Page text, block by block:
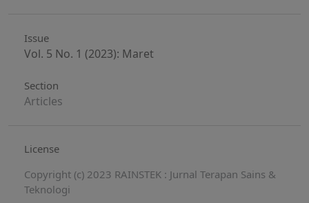
Issue
Vol. 5 No. 1 (2023): Maret
Section
Articles
License
Copyright (c) 2023 RAINSTEK : Jurnal Terapan Sains &
Teknologi